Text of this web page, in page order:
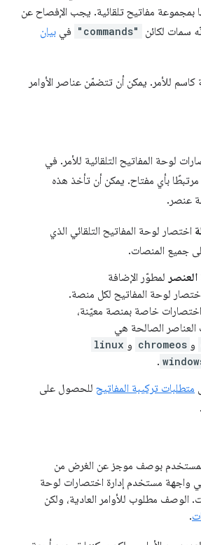
بمجموعة مفاتيح تلقائية. يجب الإفصاح عن
سمات لكائن
"commands" في بيان
للأمر. يمكن أن تتضمّن عناصر الأوامر
لوحة المفاتيح التلقائية للأمر. في
بأي مفتاح. يمكن أن تأخذ هذه
عنصر.
اختصار لوحة المفاتيح التلقائي الذي
جميع المنصات.
العنصر لمطوّر الإضافة
لوحة المفاتيح لكل منصة.
خاصة بمنصة معيّنة،
الصالحة هي
و chromeos و linux
.
متطلبات تركيبة المفاتيح للحصول على
بوصف موجز عن الغرض من
واجهة مستخدم إدارة اختصارات لوحة
الوصف مطلوب للأوامر العادية، ولكن
.